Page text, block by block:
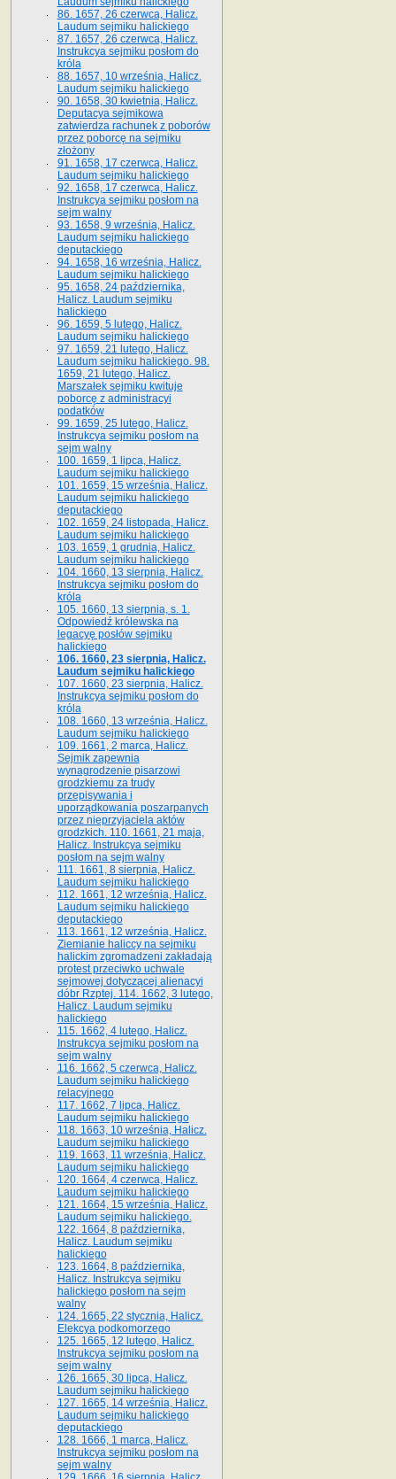
86. 1657, 26 czerwca, Halicz.
Laudum sejmiku halickiego
87. 1657, 26 czerwca, Halicz.
Instrukcya sejmiku posłom do
króla
88. 1657, 10 września, Halicz.
Laudum sejmiku halickiego
90. 1658, 30 kwietnia, Halicz.
Deputacya sejmikowa
zatwierdza rachunek z poborów
przez poborcę na sejmiku
złożony
91. 1658, 17 czerwca, Halicz.
Laudum sejmiku halickiego
92. 1658, 17 czerwca, Halicz.
Instrukcya sejmiku posłom na
sejm walny
93. 1658, 9 września, Halicz.
Laudum sejmiku halickiego
deputackiego
94. 1658, 16 września, Halicz.
Laudum sejmiku halickiego
95. 1658, 24 października,
Halicz. Laudum sejmiku
halickiego
96. 1659, 5 lutego, Halicz.
Laudum sejmiku halickiego
97. 1659, 21 lutego, Halicz.
Laudum sejmiku halickiego. 98.
1659, 21 lutego, Halicz.
Marszałek sejmiku kwituje
poborcę z administracyi
podatków
99. 1659, 25 lutego, Halicz.
Instrukcya sejmiku posłom na
sejm walny
100. 1659, 1 lipca, Halicz.
Laudum sejmiku halickiego
101. 1659, 15 września, Halicz.
Laudum sejmiku halickiego
deputackiego
102. 1659, 24 listopada, Halicz.
Laudum sejmiku halickiego
103. 1659, 1 grudnia, Halicz.
Laudum sejmiku halickiego
104. 1660, 13 sierpnia, Halicz.
Instrukcya sejmiku posłom do
króla
105. 1660, 13 sierpnia, s. 1.
Odpowiedź królewska na
legacyę posłów sejmiku
halickiego
106. 1660, 23 sierpnia, Halicz.
Laudum sejmiku halickiego
107. 1660, 23 sierpnia, Halicz.
Instrukcya sejmiku posłom do
króla
108. 1660, 13 września, Halicz.
Laudum sejmiku halickiego
109. 1661, 2 marca, Halicz.
Sejmik zapewnia
wynagrodzenie pisarzowi
grodzkiemu za trudy
przepisywania i
uporządkowania poszarpanych
przez nieprzyjaciela aktów
grodzkich. 110. 1661, 21 maja,
Halicz. Instrukcya sejmiku
posłom na sejm walny
111. 1661, 8 sierpnia, Halicz.
Laudum sejmiku halickiego
112. 1661, 12 września, Halicz.
Laudum sejmiku halickiego
deputackiego
113. 1661, 12 września, Halicz.
Ziemianie haliccy na sejmiku
halickim zgromadzeni zakładają
protest przeciwko uchwale
sejmowej dotyczącej alienacyi
dóbr Rzptej. 114. 1662, 3 lutego,
Halicz. Laudum sejmiku
halickiego
115. 1662, 4 lutego, Halicz.
Instrukcya sejmiku posłom na
sejm walny
116. 1662, 5 czerwca, Halicz.
Laudum sejmiku halickiego
relacyjnego
117. 1662, 7 lipca, Halicz.
Laudum sejmiku halickiego
118. 1663, 10 września, Halicz.
Laudum sejmiku halickiego
119. 1663, 11 września, Halicz.
Laudum sejmiku halickiego
120. 1664, 4 czerwca, Halicz.
Laudum sejmiku halickiego
121. 1664, 15 września, Halicz.
Laudum sejmiku halickiego.
122. 1664, 8 października,
Halicz. Laudum sejmiku
halickiego
123. 1664, 8 października,
Halicz. Instrukcya sejmiku
halickiego posłom na sejm
walny
124. 1665, 22 stycznia, Halicz.
Elekcya podkomorzego
125. 1665, 12 lutego, Halicz.
Instrukcya sejmiku posłom na
sejm walny
126. 1665, 30 lipca, Halicz.
Laudum sejmiku halickiego
127. 1665, 14 września, Halicz.
Laudum sejmiku halickiego
deputackiego
128. 1666, 1 marca, Halicz.
Instrukcya sejmiku posłom na
sejm walny